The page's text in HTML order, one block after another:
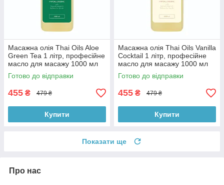
Масажна олія Thai Oils Aloe
Green Tea 1 літр, професійне
масло для масажу 1000 мл
ТАЙЛАНД | СЕРТИФІКАТИ
Готово до відправки
455 ₴ 479 ₴
Купити
Масажна олія Thai Oils Vanilla
Cocktail 1 літр, професійне
масло для масажу 1000 мл
ТАЙЛАНД | СЕРТИФІКАТИ
Готово до відправки
455 ₴ 479 ₴
Купити
Показати ще
Про нас